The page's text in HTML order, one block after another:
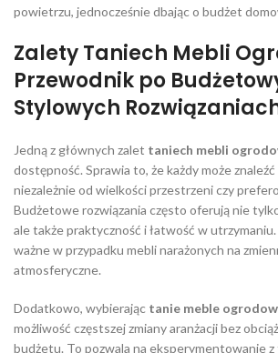
powietrzu, jednocześnie dbając o budżet
Zalety Taniech Mebli
Przewodnik po
Stylowych
Jedną z głównych zalet taniech mebli
dostępność. Sprawia to, że każdy może znaleźć
niezależnie od wielkości przestrzeni czy
Budżetowe rozwiązania często oferują nie
ale także praktyczność i łatwość w
ważne w przypadku mebli narażonych na
atmosferyczne.
Dodatkowo, wybierając tanie meble
możliwość częstszej zmiany aranżacji bez
budżetu. To pozwala na eksperymentowanie